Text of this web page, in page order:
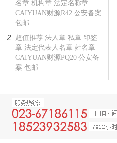
名章 机构章 法定名称章
CAIYUAN财源R42 公安备案
包邮
2 超值推荐 法人章 私章 印鉴
章 法定代表人名章 姓名章
CAIYUAN财源PQ20 公安备
案 包邮